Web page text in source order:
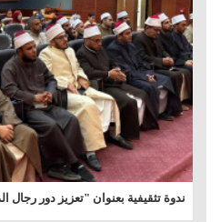
ندوة تثقيفية بعنوان "تعزيز دور رجال